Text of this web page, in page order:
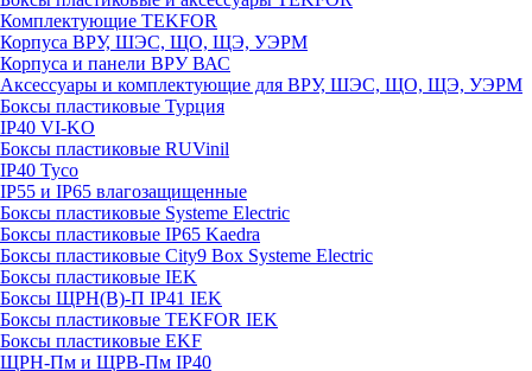
Комплектующие TEKFOR
Корпуса ВРУ, ШЭС, ЩО, ЩЭ, УЭРМ
Корпуса и панели ВРУ ВАС
Аксессуары и комплектующие для ВРУ, ШЭС, ЩО, ЩЭ, УЭРМ
Боксы пластиковые Турция
IP40 VI-KO
Боксы пластиковые RUVinil
IP40 Тусо
IP55 и IP65 влагозащищенные
Боксы пластиковые Systeme Electric
Боксы пластиковые IP65 Kaedra
Боксы пластиковые City9 Box Systeme Electric
Боксы пластиковые IEK
Боксы ЩРН(В)-П IP41 IEK
Боксы пластиковые TEKFOR IEK
Боксы пластиковые EKF
ЩРН-Пм и ЩРВ-Пм IP40